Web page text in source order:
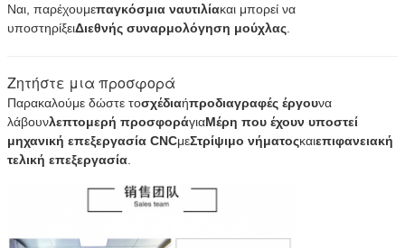
Ναι, παρέχουμεπαγκόσμια ναυτιλίακαι μπορεί να
υποστηρίξειΔιεθνής συναρμολόγηση μούχλας
Ζητήστε μια προσφορά
Παρακαλούμε δώστε τοσχέδιαήπροδιαγραφές έργουνα
λάβουνλεπτομερή προσφοράγιαΜέρη που έχουν υποστεί
μηχανική επεξεργασία CNCμεΣτρίψιμο νήματοςκαιεπιφανειακή
τελική επεξεργασία